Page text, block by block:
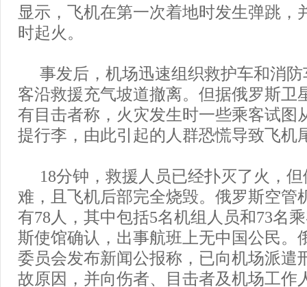
显示，飞机在第一次着地时发生弹跳，
时起火。
事发后，机场迅速组织救护车和消
客沿救援充气坡道撤离。但据俄罗斯卫
有目击者称，火灾发生时一些乘客试图
提行李，由此引起的人群恐慌导致飞机
18分钟，救援人员已经扑灭了火，
难，且飞机后部完全烧毁。俄罗斯空管
有78人，其中包括5名机组人员和73名
斯使馆确认，出事航班上无中国公民。
委员会发布新闻公报称，已向机场派遣
故原因，并向伤者、目击者及机场工作